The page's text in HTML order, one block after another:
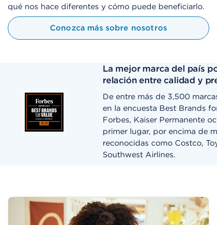
qué nos hace diferentes y cómo puede beneficiarlo.
Conozca más sobre nosotros
La mejor marca del país
relación entre calidad y
De entre más de 3,500
en la encuesta Best Brands
Forbes, Kaiser Permanente
primer lugar, por encima de
reconocidas como Costco,
Southwest Airlines.